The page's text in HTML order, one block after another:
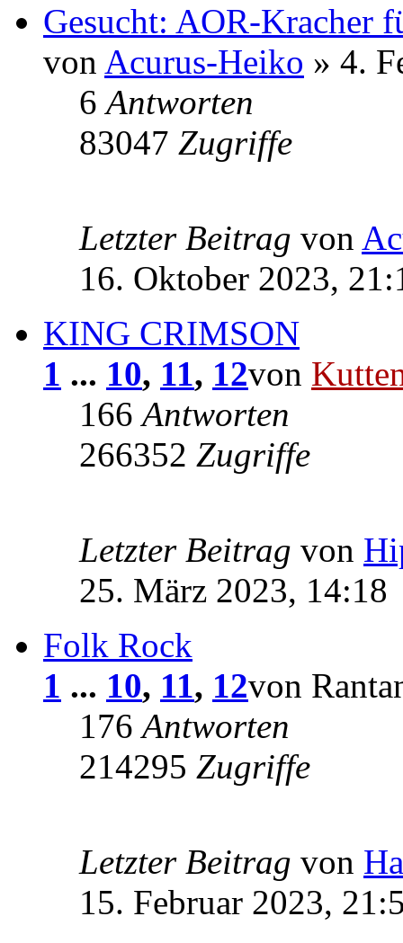
Gesucht: AOR-Kracher
von Acurus-Heiko » 4.
6Antworten
83047 Zugriffe
Letzter Beitrag von
16. Oktober 2023,
KING CRIMSON
1 ... 10, 11, 12von
166Antworten
266352 Zugriffe
Letzter Beitrag von
25. März 2023, 14:18
Folk Rock
1 ... 10, 11, 12von
176Antworten
214295 Zugriffe
Letzter Beitrag von
15. Februar 2023,